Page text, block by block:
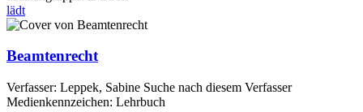
lädt
Beamtenrecht
Verfasser: Leppek, Sabine Suche nach diesem Verfasser
Medienkennzeichen: Lehrbuch